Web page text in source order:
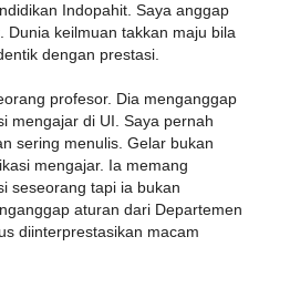
Indopahit. Saya anggap
Dunia keilmuan takkan maju bila
dengan prestasi.
profesor. Dia menganggap
mengajar di UI. Saya pernah
sering menulis. Gelar bukan
mengajar. Ia memang
seseorang tapi ia bukan
aturan dari Departemen
diinterprestasikan macam